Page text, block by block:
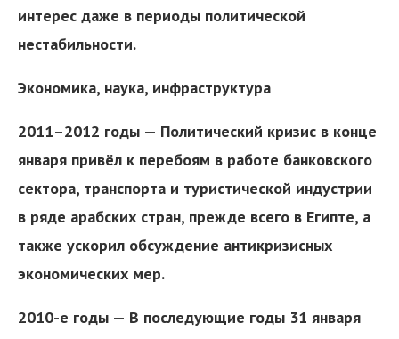
интерес даже в периоды политической
нестабильности.
Экономика, наука, инфраструктура
2011–2012 годы — Политический кризис в конце
января привёл к перебоям в работе банковского
сектора, транспорта и туристической индустрии
в ряде арабских стран, прежде всего в Египте, а
также ускорил обсуждение антикризисных
экономических мер.
2010-е годы — В последующие годы 31 января